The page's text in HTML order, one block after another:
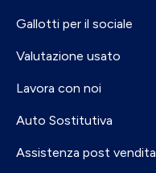
Gallotti per il sociale
Valutazione usato
Lavora con noi
Auto Sostitutiva
Assistenza post vendita